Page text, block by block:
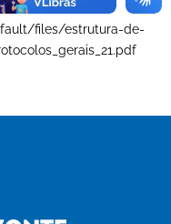
files/estrutura-de-